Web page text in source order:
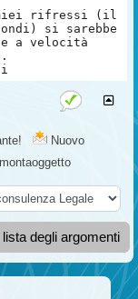
miei rifressi (il
si sarebbe
a velocità
Nuovo
lista degli argomenti